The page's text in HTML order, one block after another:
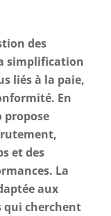
des
simplification
liés à la paie,
En
propose
et des
La
aux
qui cherchent